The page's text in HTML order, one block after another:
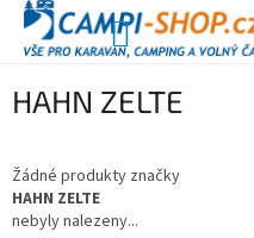
Přejít
obsah
NÁKUPNÍ
HAHN ZELTE
Žádné produkty značky
HAHN ZELTE
nebyly nalezeny...